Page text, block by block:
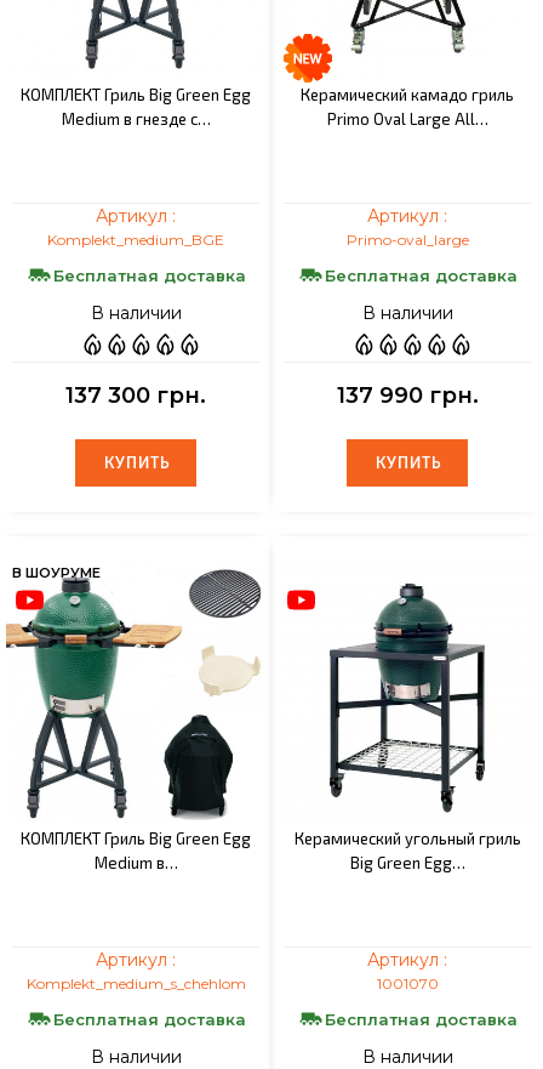
КОМПЛЕКТ Гриль Big Green Egg
Medium в гнезде с…
Артикул :
Komplekt_medium_BGE
Бесплатная доставка
В наличии
137 300 грн.
КУПИТЬ
КУПИТЬ
Керамический камадо гриль
Primo Oval Large All…
Артикул :
Primo-oval_large
Бесплатная доставка
В наличии
137 990 грн.
КУПИТЬ
КУПИТЬ
В ШОУРУМЕ
КОМПЛЕКТ Гриль Big Green Egg
Medium в…
Артикул :
Komplekt_medium_s_chehlom
Бесплатная доставка
В наличии
Керамический угольный гриль
Big Green Egg…
Артикул :
1001070
Бесплатная доставка
В наличии